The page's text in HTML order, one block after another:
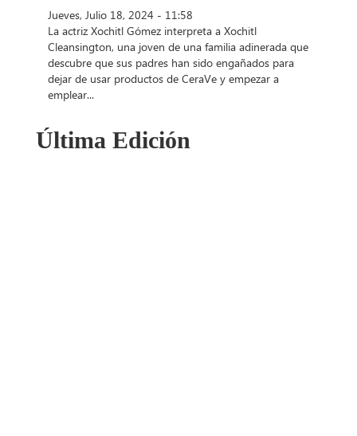
Jueves, Julio 18, 2024 - 11:58
La actriz Xochitl Gómez interpreta a Xochitl
Cleansington, una joven de una familia adinerada que
descubre que sus padres han sido engañados para
dejar de usar productos de CeraVe y empezar a
emplear...
Última Edición